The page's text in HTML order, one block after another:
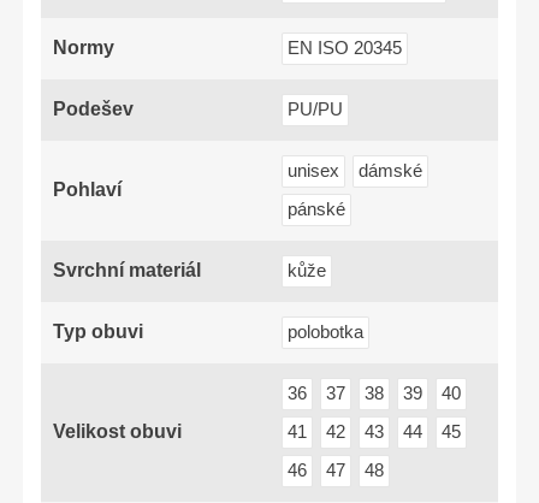
Normy EN ISO 20345
Podešev PU/PU
Pohlaví
unisex
dámské
pánské
Svrchní materiál kůže
Typ obuvi polobotka
Velikost obuvi
36 37 38 39
40
41
42 43 44
45
46
47 48